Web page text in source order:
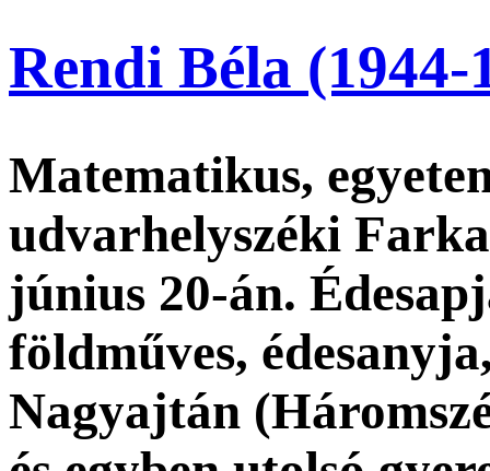
Rendi Béla (1944-
Matematikus,
udvarhelyszéki
június 20-án.
földműves,
Nagyajtán